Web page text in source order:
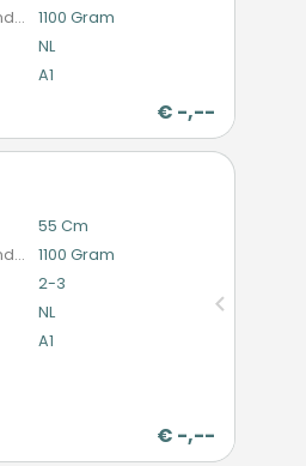
Bündelgewicht (mindestens)
1100 Gram
NL
A1
€ -,--
55 Cm
Bündelgewicht (mindestens)
1100 Gram
2-3
NL
A1
€ -,--